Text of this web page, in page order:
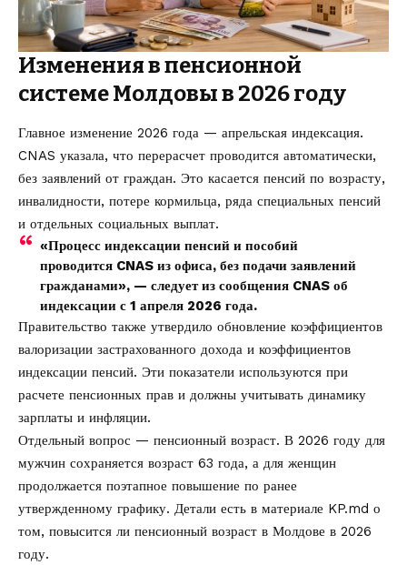
Изменения в пенсионной
системе Молдовы в 2026 году
Главное изменение 2026 года — апрельская индексация.
CNAS указала, что перерасчет проводится автоматически,
без заявлений от граждан. Это касается пенсий по возрасту,
инвалидности, потере кормильца, ряда специальных пенсий
и отдельных социальных выплат.
«Процесс индексации пенсий и пособий
проводится CNAS из офиса, без подачи заявлений
гражданами», — следует из сообщения CNAS об
индексации с 1 апреля 2026 года.
Правительство также утвердило обновление коэффициентов
валоризации застрахованного дохода и коэффициентов
индексации пенсий. Эти показатели используются при
расчете пенсионных прав и должны учитывать динамику
зарплаты и инфляции.
Отдельный вопрос — пенсионный возраст. В 2026 году для
мужчин сохраняется возраст 63 года, а для женщин
продолжается поэтапное повышение по ранее
утвержденному графику. Детали есть в материале KP.md о
том, повысится ли пенсионный возраст в Молдове в 2026
году.